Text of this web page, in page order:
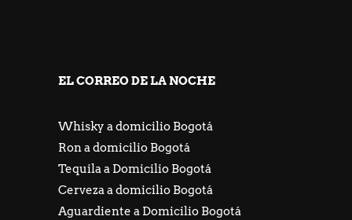
EL CORREO DE LA NOCHE
Whisky a domicilio Bogotá
Ron a domicilio Bogotá
Tequila a Domicilio Bogotá
Cerveza a domicilio Bogotá
Aguardiente a Domicilio Bogotá